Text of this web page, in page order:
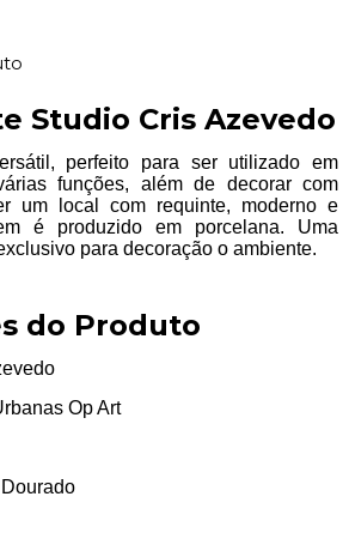
Studio Cris Azevedo
perfeito para ser utilizado em
funções, além de decorar com
um local com requinte, moderno e
é produzido em porcelana. Uma
para decoração o ambiente.
do Produto
Op Art